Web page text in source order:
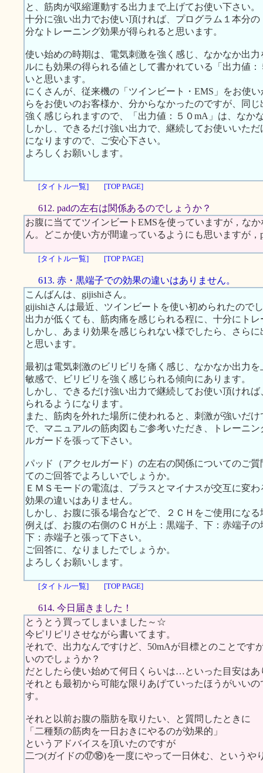
と、筋肉が収縮運動する出力まで上げてお使い下さい。
十分に強い出力でお使い頂ければ、プログラム１本分
分なトレーニング効果が得られると思います。
使い始めの時期は、電気刺激を強く感じ、なかなか出
ルにも効果の得られる値として書かれている「出力値
いと思います。
にくさんが、従来機の「ツインビート・EMS」をお使
らをお使いのお客様か、分からなかったのですが、同
強く感じられますので、「出力値：５０mA」は、なか
しかし、できるだけ強い出力で、継続してお使いいた
になりますので、ご安心下さい。
よろしくお願いします。
[タイトル一覧] [TOP PAGE]
612. padの左右は関係あるのでしょうか？
お腹に当ててツインビートEMSを使っていますが，な
ん。どこか使い方が間違っているようにも思いますが
[タイトル一覧] [TOP PAGE]
613. 赤・黒端子での効果の違いはありません。
こんばんは、gijishiさん。
gijishiさんは最近、ツインビートを使い初められたので
出力が低くても、筋肉痛を感じられる程に、十分にト
しかし、あまり効果を感じられない様でしたら、さら
と思います。
最初は電気刺激のビリビリを痛く感じ、なかなか出力
敏感で、ビリビリを強く感じられる傾向にあります。
しかし、できるだけ強い出力で継続してお使い頂けれ
られるようになります。
また、筋肉を外れた場所に使われると、刺激が強いだ
で、マニュアルの筋肉図もご参考いただき、トレーニ
ルガードを張って下さい。
パッド（アクセルガード）の左右の関係についてのご
てのご回答でよろしいでしょうか。
ＥＭＳモードの電流は、プラスとマイナスが交互に変
効果の違いはありません。
しかし、お腹に張る場合などで、２ＣＨをご使用にな
例えば、お腹の右側のＣＨが上：黒端子、下：赤端子
下：赤端子と張って下さい。
ご回答に、なりましたでしょうか。
よろしくお願いします。
[タイトル一覧] [TOP PAGE]
614. 今日届きました！
とうとう買ってしまいました～☆
今ピリピリさせながら書いてます。
それで、出力なんですけど、50mAが目標とのことです
いのでしょうか？
だとしたら使い始めて何日くらいは…といった目安はあ
それとも最初から可能な限りあげていったほうがいい
す。
それと以前お腹の脂肪を取りたい、と質問したときに
「二種類の筋肉を一日おきにやるのが効果的」
というアドバイスを頂いたのですが
二つ(ガイドの⑰⑱)を一度にやって一日休む、というや